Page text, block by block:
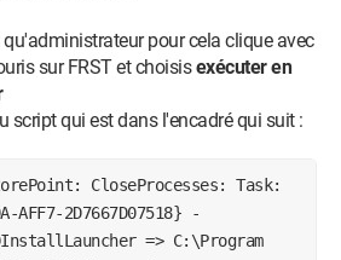
pour cela clique avec
sur FRST et choisisexécuter en
script qui est dans l'encadré qui suit :
CloseProcesses: Task:
AFF7-2D7667D07518} -
=> C:\Program